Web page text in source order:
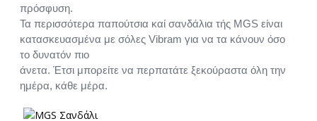
πρόσφυση.
Τα περισσότερα παπούτσια καί σανδάλια τής MGS είναι
κατασκευασμένα με σόλες Vibram για να τα κάνουν όσο
το δυνατόν πιο
άνετα. Έτσι μπορείτε να περπατάτε ξεκούραστα όλη την
ημέρα, κάθε μέρα.